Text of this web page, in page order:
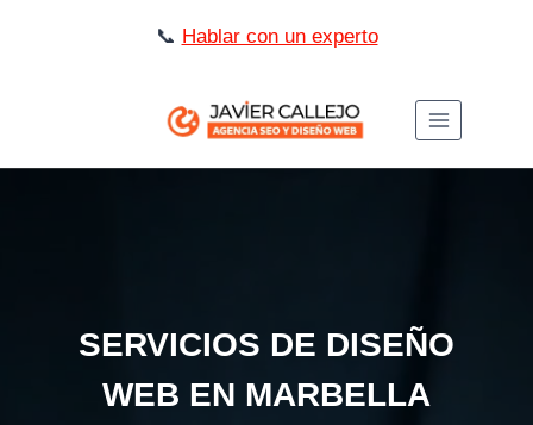
📞 Hablar con un experto
SERVICIOS DE DISEÑO
WEB EN MARBELLA